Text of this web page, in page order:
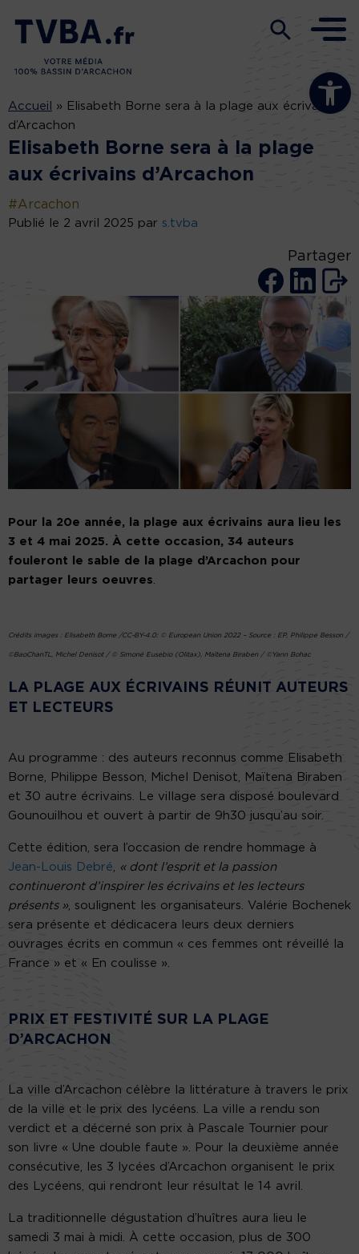
Ouvrir la
Accueil » Elisabeth Borne sera à la plage aux écrivains
d’Arcachon
Elisabeth Borne sera à la plage
aux écrivains d’Arcachon
#Arcachon
Publié le 2 avril 2025 par s.tvba
Partager
Pour la 20e année, la plage aux écrivains aura lieu les
3 et 4 mai 2025. À cette occasion, 34 auteurs
fouleront le sable de la plage d’Arcachon pour
partager leurs oeuvres.
Crédits images : Elisabeth Borne /CC-BY-4.0: © European Union 2022 – Source : EP, Philippe Besson /
©BaoChanTL, Michel Denisot / © Simoné Eusebio (Olitax), Maïtena Biraben / ©Yann Bohac
LA PLAGE AUX ÉCRIVAINS
RÉUNIT AUTEURS
ET LECTEURS
Au programme : des auteurs reconnus comme Elisabeth
Borne, Philippe Besson, Michel Denisot, Maïtena Biraben
et 30 autre écrivains. Le village sera disposé boulevard
Gounouilhou et ouvert à partir de 9h30 jusqu’au soir.
Cette édition, sera l’occasion de rendre hommage à
Jean-Louis Debré, « dont l’esprit et la passion
continueront d’inspirer les écrivains et les lecteurs
présents », soulignent les organisateurs. Valérie Bochenek
sera présente et dédicacera leurs deux derniers
ouvrages écrits en commun « ces femmes ont réveillé la
France » et « En coulisse ».
PRIX ET FESTIVITÉ SUR LA PLAGE
D’ARCACHON
La ville d’Arcachon célèbre la littérature à travers le prix
de la ville et le prix des lycéens. La ville a rendu son
verdict et a décerné son prix à Pascale Tournier pour
son livre « Une double faute ». Pour la deuxième année
consécutive, les 3 lycées d’Arcachon organisent le prix
des Lycéens, qui rendront leur résultat le 14 avril.
La traditionnelle dégustation d’huîtres aura lieu le
samedi 3 mai à midi. À cette occasion, plus de 300